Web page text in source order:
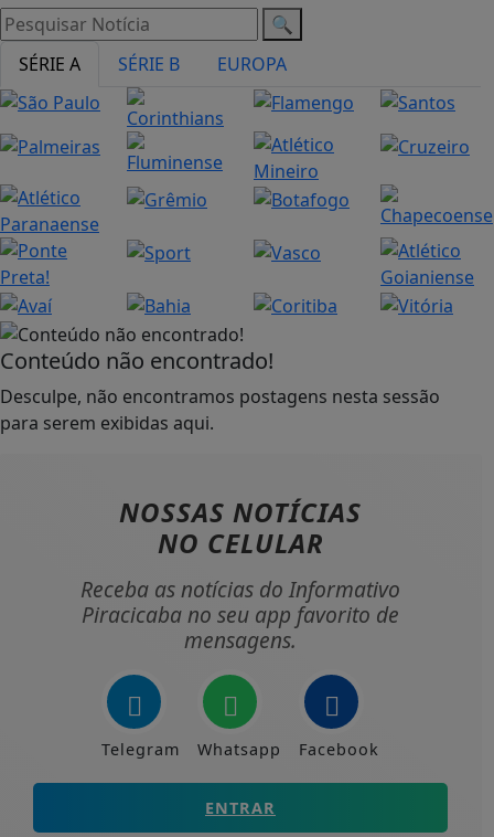
🔍
SÉRIE A
SÉRIE B EUROPA
Conteúdo não encontrado!
Desculpe, não encontramos postagens nesta sessão
para serem exibidas aqui.
NOSSAS NOTÍCIAS
NO CELULAR
Receba as notícias do Informativo
Piracicaba no seu app favorito de
mensagens.
Telegram Whatsapp Facebook
ENTRAR